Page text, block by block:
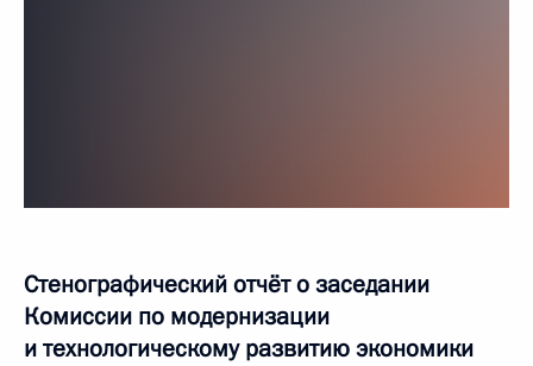
Стенографический отчёт о заседании
Комиссии по модернизации
и технологическому развитию экономики